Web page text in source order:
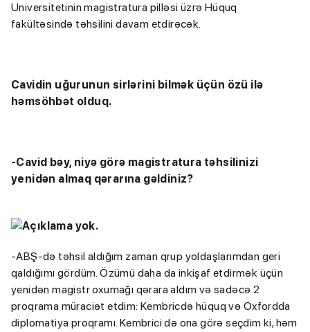
Universitetinin magistratura pilləsi üzrə Hüquq
fakültəsində təhsilini davam etdirəcək.
Cavidin uğurunun sirlərini bilmək üçün özü ilə
həmsöhbət olduq.
-Cavid bəy, niyə görə magistratura təhsilinizi
yenidən almaq qərarına gəldiniz?
-ABŞ-də təhsil aldığım zaman qrup yoldaşlarımdan geri
qaldığımı gördüm. Özümü daha da inkişaf etdirmək üçün
yenidən magistr oxumağı qərara aldım və sadəcə 2
proqrama müraciət etdim: Kembricdə hüquq və Oxfordda
diplomatiya proqramı. Kembrici də ona görə seçdim ki, həm